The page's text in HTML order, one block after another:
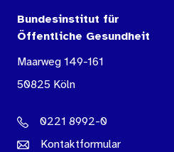
Bundesinstitut für
Öffentliche Gesundheit
Maarweg 149-161
50825 Köln
0221 8992-0
Kontaktformular